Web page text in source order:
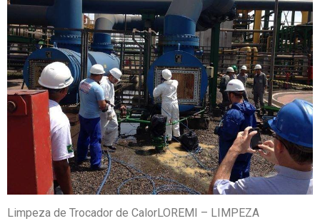
Limpeza de Trocador de CalorLOREMI – LIMPEZA